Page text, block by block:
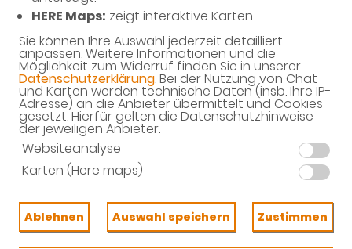
HERE Maps: zeigt interaktive Karten.
Sie können Ihre Auswahl jederzeit detailliert
anpassen. Weitere Informationen und die
Möglichkeit zum Widerruf finden Sie in unserer
Datenschutzerklärung. Bei der Nutzung von Chat
und Karten werden technische Daten (insb. Ihre IP-
Adresse) an die Anbieter übermittelt und Cookies
gesetzt. Hierfür gelten die Datenschutzhinweise
der jeweiligen Anbieter.
Websiteanalyse
Karten (Here maps)
Ablehnen Auswahl speichern Zustimmen
Fockbeker Apotheke
Rendsburger Str. 19, 24787 Fockbek
Eine Bearbeitung und Abholung der unverbindlichen
Arzneimittel-Reservierung ist nur während der
Öffnungszeiten möglich.